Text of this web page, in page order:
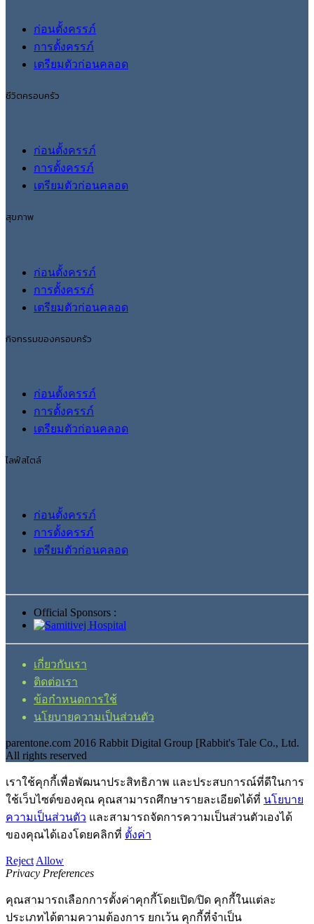
ก่อนตั้งครรภ์
การตั้งครรภ์
เตรียมตัวก่อนคลอด
ชีวิตครอบครัว
ก่อนตั้งครรภ์
การตั้งครรภ์
เตรียมตัวก่อนคลอด
สุขภาพ
ก่อนตั้งครรภ์
การตั้งครรภ์
เตรียมตัวก่อนคลอด
กิจกรรมของครอบครัว
ก่อนตั้งครรภ์
การตั้งครรภ์
เตรียมตัวก่อนคลอด
ไลฟ์สไตล์
ก่อนตั้งครรภ์
การตั้งครรภ์
เตรียมตัวก่อนคลอด
Official Sponsors :
เกี่ยวกับเรา
ติดต่อเรา
ข้อกำหนดการใช้
นโยบายความเป็นส่วนตัว
parentone.com 2016 Rabbit Digital Group [Rabbit's Tale Co., Ltd.
All rights reserved
เราใช้คุกกี้เพื่อพัฒนาประสิทธิภาพ และประสบการณ์ที่ดีในการ
ใช้เว็บไซต์ของคุณ คุณสามารถศึกษารายละเอียดได้ที่ นโยบาย
ความเป็นส่วนตัว และสามารถจัดการความเป็นส่วนตัวเองได้
ของคุณได้เองโดยคลิกที่ ตั้งค่า
Reject Allow
Privacy Preferences
คุณสามารถเลือกการตั้งค่าคุกกี้โดยเปิด/ปิด คุกกี้ในแต่ละ
ประเภทได้ตามความต้องการ ยกเว้น คุกกี้ที่จำเป็น